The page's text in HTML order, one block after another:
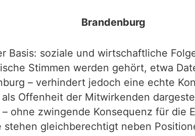
Brandenburg
Basis: soziale und wirtschaftliche
Stimmen werden gehört, etwa
– verhindert jedoch eine echte
Offenheit der Mitwirkenden
ohne zwingende Konsequenz für die
gleichberechtigt neben